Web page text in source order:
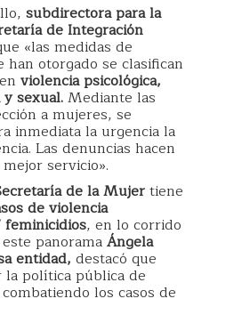
subdirectora para la
de Integración
«las medidas de
han otorgado se clasifican
violencia psicológica,
sexual.Mediante las
a mujeres, se
inmediata la urgencia la
Las denuncias hacen
servicio».
de la Mujertiene
de violencia
, en lo corrido
panoramaÁngela
entidad, destacó que
la política pública de
los casos de